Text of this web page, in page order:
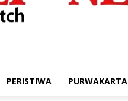
PERISTIWA PURWAKARTA